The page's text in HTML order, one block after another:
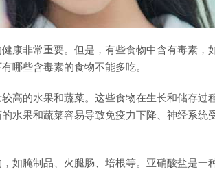
康非常重要。但是，有些食物中含有毒素，
哪些含毒素的食物不能多吃。
高的水果和蔬菜。这些食物在生长和储存过
水果和蔬菜容易导致免疫力下降、神经系统
如腌制品、火腿肠、培根等。亚硝酸盐是一